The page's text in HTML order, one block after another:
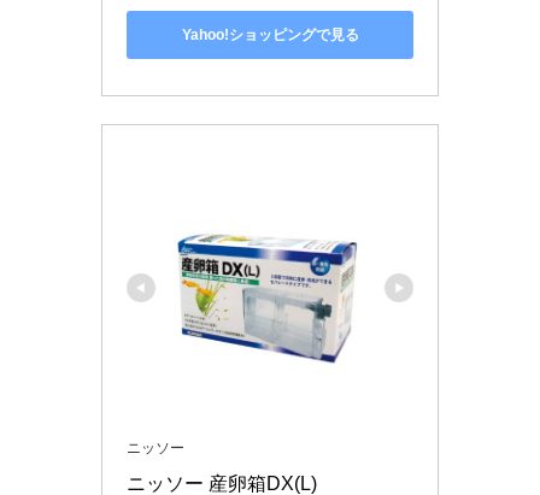
Yahoo!ショッピングで見る
ニッソー
ニッソー 産卵箱DX(L)